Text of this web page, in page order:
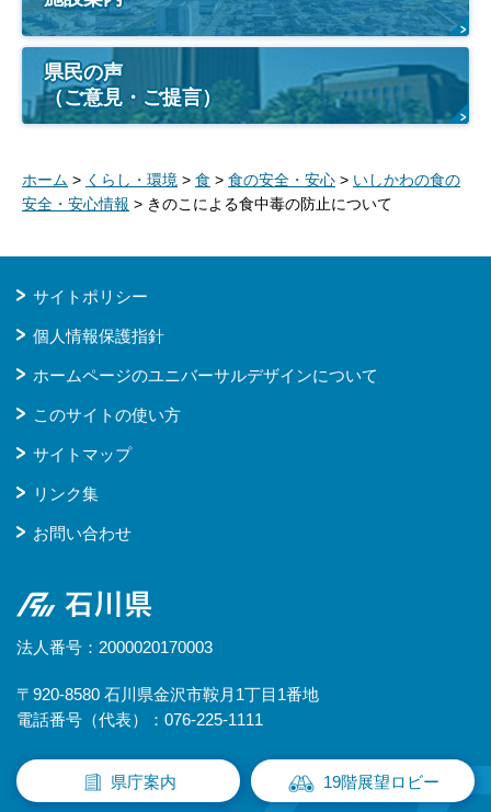
県民の声
（ご意見・ご提言）
ホーム > くらし・環境 > 食 > 食の安全・安心 > いしかわの食の
安全・安心情報 > きのこによる食中毒の防止について
サイトポリシー
個人情報保護指針
ホームページのユニバーサルデザインについて
このサイトの使い方
サイトマップ
リンク集
お問い合わせ
石川県
法人番号：2000020170003
〒920-8580 石川県金沢市鞍月1丁目1番地
電話番号（代表）：076-225-1111
県庁案内 19階展望ロビー